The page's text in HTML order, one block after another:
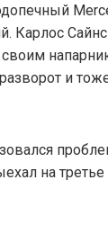
Карлос
своим
и
на